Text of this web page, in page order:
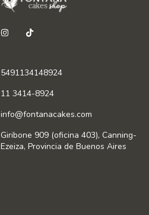
5491134148924
11 3414-8924
info@fontanacakes.com
Giribone 909 (oficina 403), Canning-
Ezeiza, Provincia de Buenos Aires